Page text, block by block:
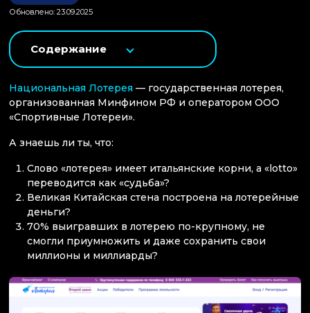
Обновлено: 23.09.2025
Содержание
Национальная Лотерея — государственная лотерея,
организованная Минфином РФ и оператором ООО
«Спортивные Лотереи».
А знаешь ли ты, что:
Слово «лотерея» имеет итальянские корни, а «lotto»
переводится как «судьба»?
Великая Китайская стена построена на лотерейные
деньги?
70% выигравших в лотерею по-крупному, не
смогли приумножить и даже сохранить свои
миллионы и миллиарды?